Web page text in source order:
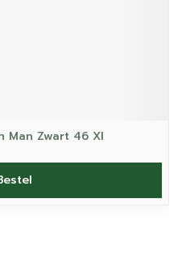
Man Zwart 46 Xl